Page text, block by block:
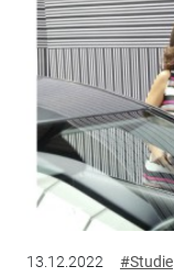
13.12.2022 #Studie